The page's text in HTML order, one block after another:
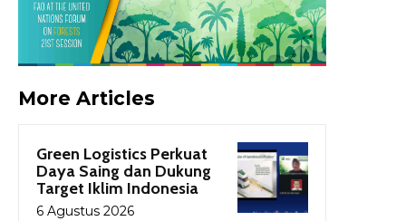
More Articles
Green Logistics Perkuat
Daya Saing dan Dukung
Target Iklim Indonesia
6 Agustus 2026